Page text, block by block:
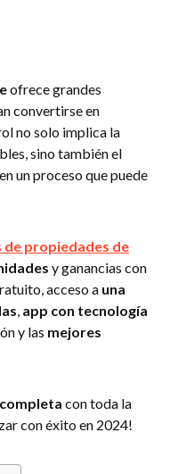
ofrece grandes
convertirse en
no solo implica la
sino también el
un proceso que puede
de propiedades de
y ganancias con
acceso a una
, app con tecnología
y las mejores
con toda la
con éxito en 2024!